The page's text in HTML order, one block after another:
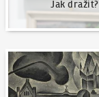
Jak dražit?
Naše nejvyšší prodeje